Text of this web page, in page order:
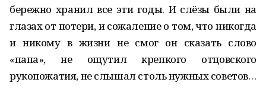
бережно хранил все эти годы. И слёзы были на
глазах от потери, и сожаление о том, что никогда
и никому в жизни не смог он сказать слово
«папа», не ощутил крепкого отцовского
рукопожатия, не слышал столь нужных советов…